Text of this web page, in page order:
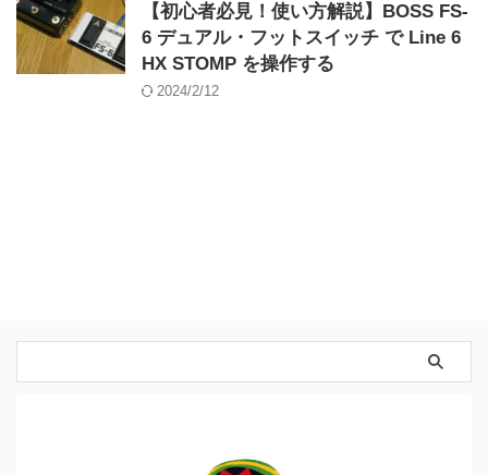
【初心者必見！使い方解説】BOSS FS-
6 デュアル・フットスイッチ で Line 6
HX STOMP を操作する
2024/2/12